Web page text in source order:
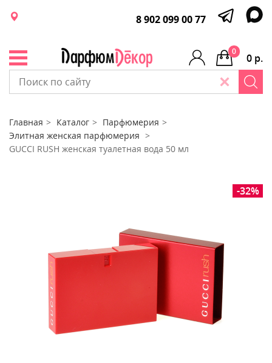
8 902 099 00 77
0 р.
0
Главная Каталог
Парфюмерия
Элитная женская парфюмерия
GUCCI RUSH женская туалетная вода 50 мл
-32%